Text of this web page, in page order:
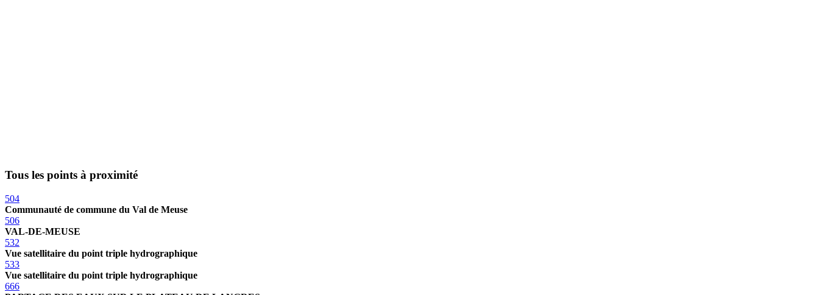
Tous les points à proximité
504
Communauté de commune du Val de Meuse
506
VAL-DE-MEUSE
532
Vue satellitaire du point triple hydrographique
533
Vue satellitaire du point triple hydrographique
666